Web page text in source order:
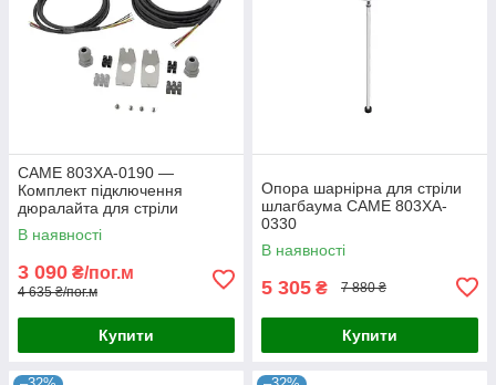
CAME 803XA-0190 —
Комплект підключення
дюралайта для стріли
шлагбаума з шарнірним
з'єднанням
В наявності
3 090 ₴/пог.м
4 635 ₴/пог.м
Купити
Опора шарнірна для стріли
шлагбаума CAME 803XA-
0330
В наявності
5 305 ₴ 7 880 ₴
Купити